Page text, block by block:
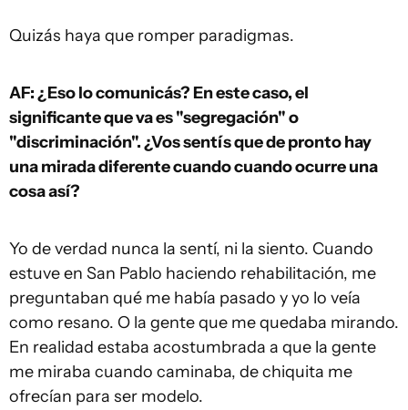
Quizás haya que romper paradigmas.
AF: ¿Eso lo comunicás? En este caso, el
significante que va es "segregación" o
"discriminación". ¿Vos sentís que de pronto hay
una mirada diferente cuando cuando ocurre una
cosa así?
Yo de verdad nunca la sentí, ni la siento. Cuando
estuve en San Pablo haciendo rehabilitación, me
preguntaban qué me había pasado y yo lo veía
como resano. O la gente que me quedaba mirando.
En realidad estaba acostumbrada a que la gente
me miraba cuando caminaba, de chiquita me
ofrecían para ser modelo.